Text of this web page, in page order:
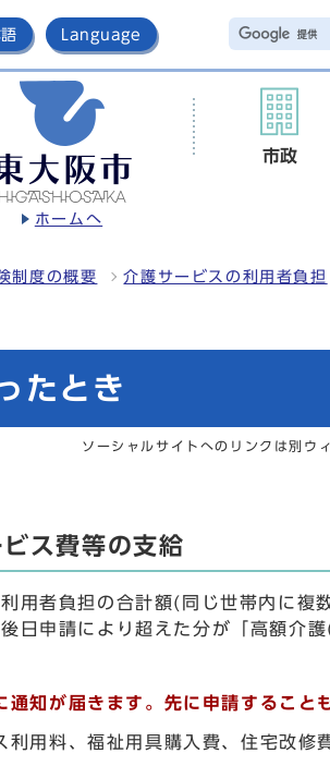
Language
ホームへ
市政
制度の概要 介護サービスの利用者負担
たとき
ソーシャルサイトへのリンクは別ウ
ス費等の支給
用者負担の合計額(同じ世帯内に複
日申請により超えた分が「高額介
知が届きます。先に申請すること
利用料、福祉用具購入費、住宅改修